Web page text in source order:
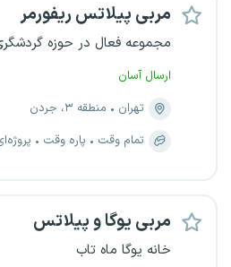
مربی پیلاتس ریفورمر
مجموعه فعال در حوزه
ارسال آسان
تهران
منطقه ۳، جردن
تمام وقت
پاره وقت
مربی یوگا و پیلاتس
خانه یوگا ماه تاب